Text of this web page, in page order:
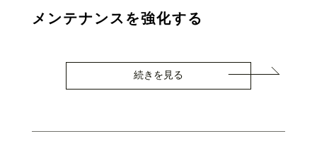
メンテナンスを強化する
続きを見る